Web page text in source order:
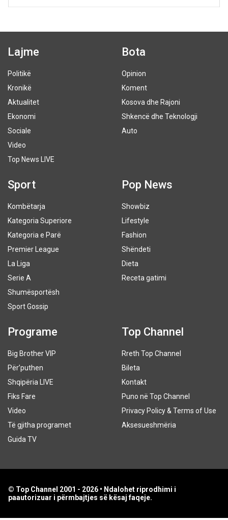
Lajme
Politikë
Kronikë
Aktualitet
Ekonomi
Sociale
Video
Top News LIVE
Bota
Opinion
Koment
Kosova dhe Rajoni
Shkencë dhe Teknologji
Auto
Sport
Kombëtarja
Kategoria Superiore
Kategoria e Parë
Premier League
La Liga
Serie A
Shumësportësh
Sport Gossip
Pop News
Showbiz
Lifestyle
Fashion
Shëndeti
Dieta
Receta gatimi
Programe
Big Brother VIP
Për’puthen
Shqipëria LIVE
Fiks Fare
Video
Të gjitha programet
Guida TV
Top Channel
Rreth Top Channel
Bileta
Kontakt
Puno në Top Channel
Privacy Policy & Terms of Use
Aksesueshmëria
© Top Channel 2001 - 2026 • Ndalohet riprodhimi i
paautorizuar i përmbajtjes së kësaj faqeje.